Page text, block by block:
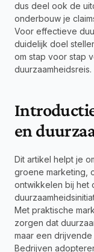
dus deel ook de
onderbouw je
Voor effectieve
duidelijk doel
om stap voor stap
duurzaamheidsreis.
en
Dit artikel helpt je
groene marketing,
ontwikkelen bij het
Met praktische
zorgen dat
maar een
Bedrijven